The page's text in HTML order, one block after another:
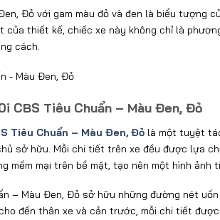
Đỏ với gam màu đỏ và đen là biểu tượng
thiết kế, chiếc xe này không chỉ là
cách.
CBS Tiêu Chuẩn – Màu Đen, Đỏ
Tiêu Chuẩn – Màu Đen, Đỏ là một tuyệt
sở hữu. Mỗi chi tiết trên xe đều được lựa
mềm mại trên bề mặt, tạo nên một hình ảnh
– Màu Đen, Đỏ sở hữu những đường nét
đến thân xe và cản trước, mỗi chi tiết